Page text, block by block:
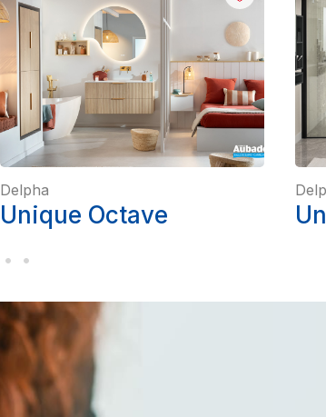
Delpha
Unique Octave